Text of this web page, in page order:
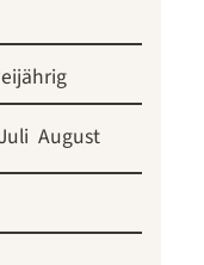
August